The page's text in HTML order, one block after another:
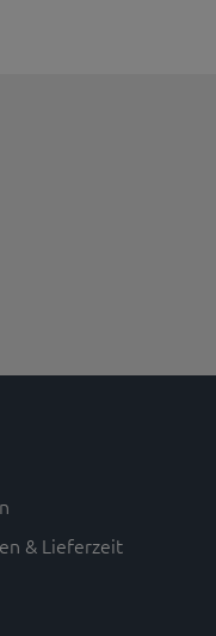
& Lieferzeit